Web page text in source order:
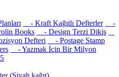
- Kraft Kağıtlı Defterler
-
Books
- Design Terzi Dikiş
Defteri
- Postage Stamp
- Yazmak İçin Bir Milyon
(Siyah kağıt)